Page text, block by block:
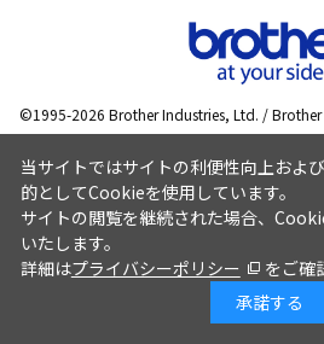
©1995-2026 Brother Industries, Ltd. / Brother
当サイトではサイトの利便性向上およ
的としてCookieを使用しています。
サイトの閲覧を継続された場合、
いたします。
詳細はプライバシーポリシー
をご確
承諾する